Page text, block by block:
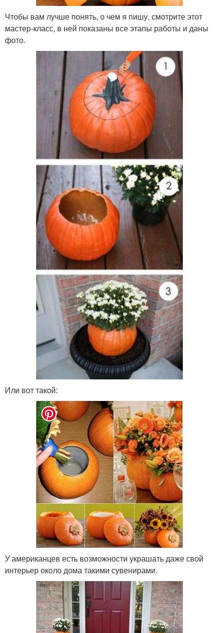
Чтобы вам лучше понять, о чем я пишу, смотрите этот
мастер-класс, в ней показаны все этапы работы и даны
фото.
Или вот такой:
У американцев есть возможности украшать даже свой
интерьер около дома такими сувенирами.